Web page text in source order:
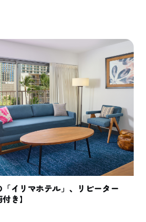
イリマホテル」、リピーター
き】